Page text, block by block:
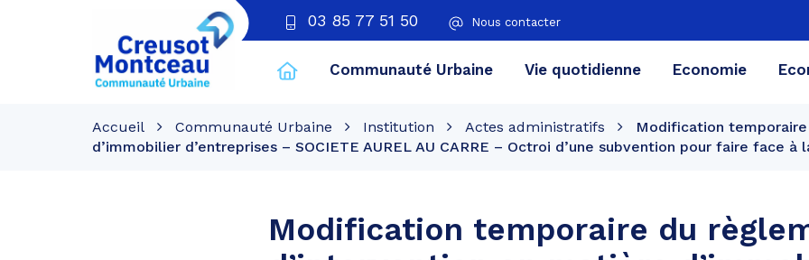
03 85 77 51 50 Nous contacter
Creusot
Montceau
Communauté Urbaine Vie quotidienne Economie
Accueil Communauté Urbaine Institution Actes administratifs
Modification
d’immobilier d’entreprises – SOCIETE AUREL AU CARRE – Octroi d’une subvention pour faire face à
Modification temporaire du